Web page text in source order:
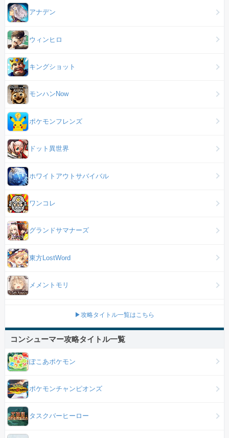
アナデン
ウィンヒロ
キングショット
モンハンNow
ポケモンフレンズ
ドット異世界
ホワイトアウトサバイバル
ワンコレ
グランドサマナーズ
東方LostWord
メメントモリ
▶攻略タイトル一覧はこちら
コンシューマー攻略タイトル一覧
ぽこあポケモン
ポケモンチャンピオンズ
タスクバーヒーロー